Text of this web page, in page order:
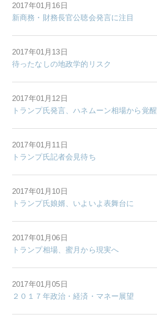
2017年01月16日
新商務・財務長官公聴会発言に注目
2017年01月13日
待ったなしの地政学的リスク
2017年01月12日
トランプ氏発言、ハネムーン相場から覚醒
2017年01月11日
トランプ氏記者会見待ち
2017年01月10日
トランプ氏娘婿、いよいよ表舞台に
2017年01月06日
トランプ相場、蜜月から現実へ
2017年01月05日
２０１７年政治・経済・マネー展望